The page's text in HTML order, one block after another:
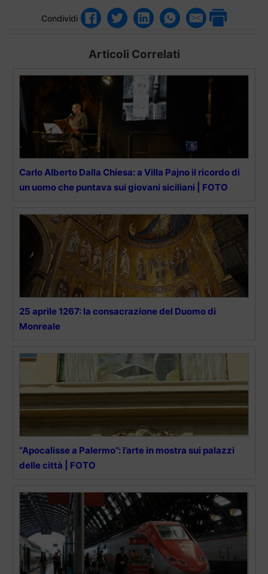
Condividi
Articoli Correlati
Carlo Alberto Dalla Chiesa: a Villa Pajno il ricordo di
un uomo che puntava sui giovani siciliani | FOTO
25 aprile 1267: la consacrazione del Duomo di
Monreale
“Apocalisse a Palermo”: l’arte in mostra sui palazzi
delle città | FOTO